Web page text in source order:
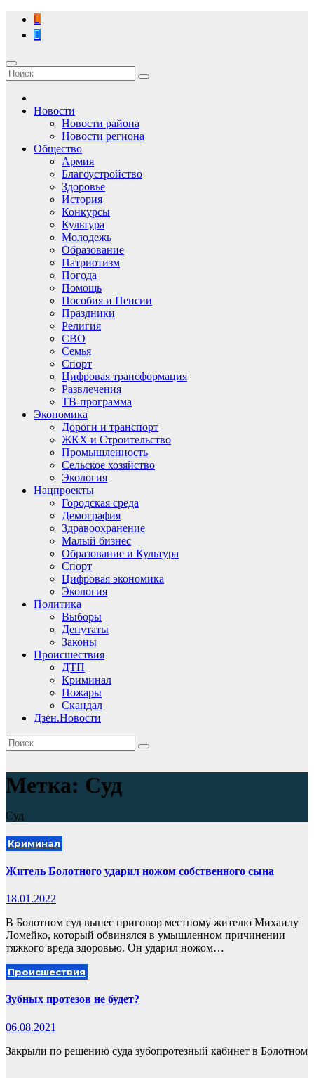
Перейти
содержимому
Новости
Новости района
Новости региона
Общество
Армия
Благоустройство
Здоровье
История
Конкурсы
Культура
Молодежь
Образование
Патриотизм
Погода
Помощь
Пособия и Пенсии
Праздники
Религия
СВО
Семья
Спорт
Цифровая трансформация
Развлечения
ТВ-программа
Экономика
Дороги и транспорт
ЖКХ и Строительство
Промышленность
Сельское хозяйство
Экология
Нацпроекты
Городская среда
Демография
Здравоохранение
Малый бизнес
Образование и Культура
Спорт
Цифровая экономика
Экология
Политика
Выборы
Депутаты
Законы
Происшествия
ДТП
Криминал
Пожары
Скандал
Дзен.Новости
Метка: Cуд
Cуд
Криминал
Житель Болотного ударил ножом собственного сына
18.01.2022
В Болотном суд вынес приговор местному жителю Михаилу
Ломейко, который обвинялся в умышленном причинении
тяжкого вреда здоровью. Он ударил ножом…
Происшествия
Зубных протезов не будет?
06.08.2021
Закрыли по решению суда зубопротезный кабинет в Болотном